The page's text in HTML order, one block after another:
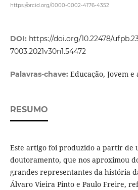
https://orcid.org/0000-0002-4176-4352
DOI: https://doi.org/10.22478/
7003.2021v30n1.54472
Palavras-chave: Educação, Jovem
RESUMO
Este artigo foi produzido a partir de
doutoramento, que nos aproximou
grandes representantes da história
Álvaro Vieira Pinto e Paulo Freire,